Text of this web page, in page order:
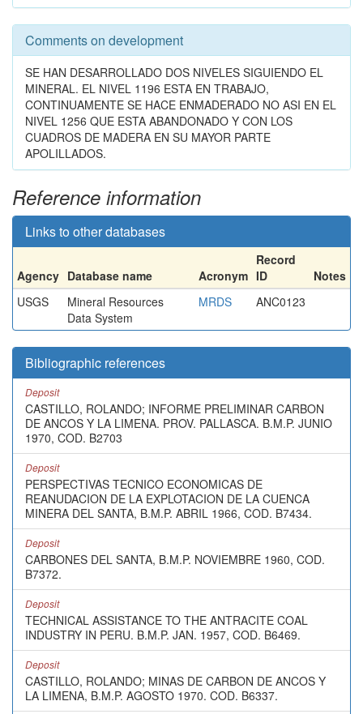
Comments on development
SE HAN DESARROLLADO DOS NIVELES SIGUIENDO EL
MINERAL. EL NIVEL 1196 ESTA EN TRABAJO,
CONTINUAMENTE SE HACE ENMADERADO NO ASI EN EL
NIVEL 1256 QUE ESTA ABANDONADO Y CON LOS
CUADROS DE MADERA EN SU MAYOR PARTE
APOLILLADOS.
Reference information
Links to other databases
Agency Database name Acronym
Record
ID
Notes
USGS
Mineral Resources
Data System
MRDS ANC0123
Bibliographic references
Deposit
CASTILLO, ROLANDO; INFORME PRELIMINAR CARBON
DE ANCOS Y LA LIMENA. PROV. PALLASCA. B.M.P. JUNIO
1970, COD. B2703
Deposit
PERSPECTIVAS TECNICO ECONOMICAS DE
REANUDACION DE LA EXPLOTACION DE LA CUENCA
MINERA DEL SANTA, B.M.P. ABRIL 1966, COD. B7434.
Deposit
CARBONES DEL SANTA, B.M.P. NOVIEMBRE 1960, COD.
B7372.
Deposit
TECHNICAL ASSISTANCE TO THE ANTRACITE COAL
INDUSTRY IN PERU. B.M.P. JAN. 1957, COD. B6469.
Deposit
CASTILLO, ROLANDO; MINAS DE CARBON DE ANCOS Y
LA LIMENA, B.M.P. AGOSTO 1970. COD. B6337.